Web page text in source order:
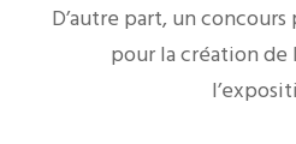
D’autre part, un
pour la création de